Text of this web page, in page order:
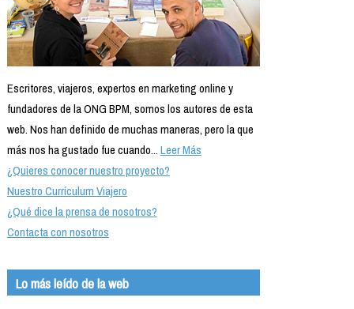
Escritores, viajeros, expertos en marketing online y
fundadores de la ONG BPM, somos los autores de esta
web. Nos han definido de muchas maneras, pero la que
más nos ha gustado fue cuando...Leer Más
¿Quieres conocer nuestro proyecto?
Nuestro Currículum Viajero
¿Qué dice la prensa de nosotros?
Contacta con nosotros
Lo más leído de la web